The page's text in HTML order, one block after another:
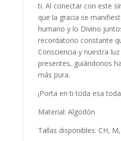
ti. Al conectar con este
que la gracia se
humano y lo Divino
recordatorio constante
Consciencia y nuestra
presentes, guiándonos
más pura.
¡Porta en ti toda esa
Material: Algodón
Tallas disponibles: CH, M,